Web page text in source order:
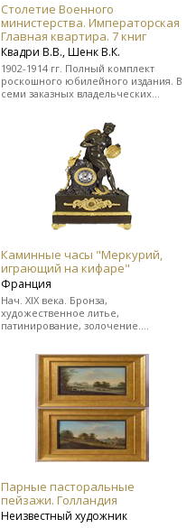
Столетие Военного
министерства. Императорская
Главная квартира. 7 книг
Квадри В.В., Шенк В.К.
1902-1914 гг. Полный комплект
роскошного юбилейного издания. В
семи заказных владельческих
Каминные часы "Меркурий,
играющий на кифаре"
Франция
Нач. XIX века. Бронза,
художественное литье,
патинирование, золочение.
В прекрасном состоянии.
Парные пасторальные
пейзажи. Голландия
Неизвестный художник